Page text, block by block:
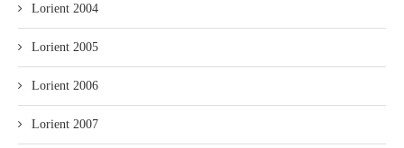
Lorient 2004
Lorient 2005
Lorient 2006
Lorient 2007